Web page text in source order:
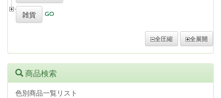
雑貨
全圧縮 全展開
商品検索
色別商品一覧リスト